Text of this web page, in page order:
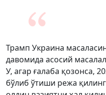
Трамп Украина
давомида асосий
У, агар ғалаба қозонса,
бўлиб ўтиши режа